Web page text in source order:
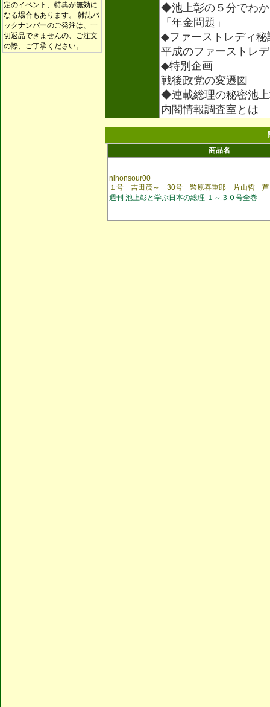
定のイベント、特典が無効に
なる場合もあります。 雑誌バ
ックナンバーのご発注は、一
切返品できませんの、ご注文
の際、ご了承ください。
◆池上彰の５分でわ
「年金問題」
◆ファーストレディ秘
平成のファーストレ
◆特別企画
戦後政党の変遷図
◆連載総理の秘密池
内閣情報調査室とは
商品名
nihonsour00
１号 吉田茂～ 30号 幣原喜重郎 片山哲
週刊 池上彰と学ぶ日本の総理 １～３０号全巻